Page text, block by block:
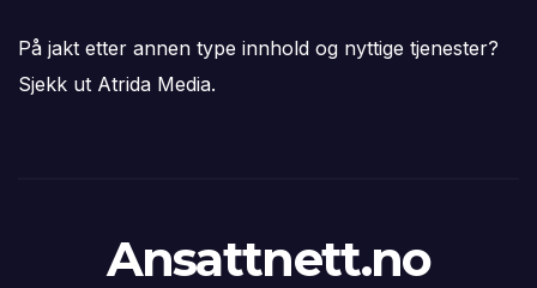
På jakt etter annen type innhold og nyttige tjenester?
Sjekk ut Atrida Media.
Ansattnett.no